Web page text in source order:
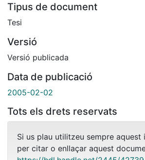
Tipus de document
Tesi
Versió
Versió publicada
Data de publicació
2005-02-02
Tots els drets reservats
Si us plau utilitzeu sempre
per citar o enllaçar aquest